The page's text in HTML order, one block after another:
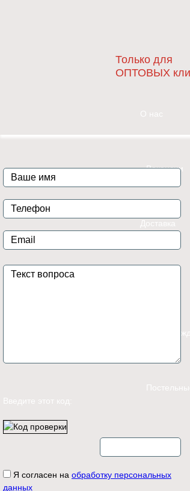
Только для
ОПТОВЫХ
О нас
Вакансии
Доставка
Введите этот код:
Я согласен на обработку персональных
данных